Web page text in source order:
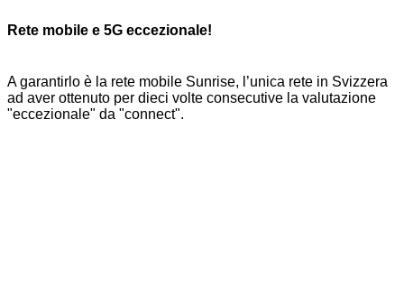
Rete mobile e 5G eccezionale!
A garantirlo è la rete mobile Sunrise, l’unica rete in Svizzera
ad aver ottenuto per dieci volte consecutive la valutazione
"eccezionale" da "connect".